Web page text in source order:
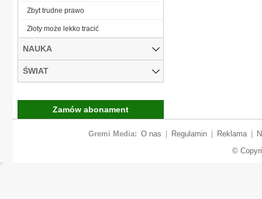
Zbyt trudne prawo
Złoty może lekko tracić
NAUKA
ŚWIAT
Zamów abonament
Gremi Media: O nas Regulamin Reklama
©